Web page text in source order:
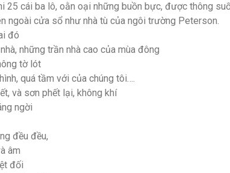
25 cái ba lô, oằn oại những buồn bực, được thông
ngoài cửa sổ như nhà tù của ngôi trường Peterson.
đó
những trần nhà cao của mùa đông
tờ lót
quá tầm với của chúng tôi….
và sơn phết lại, không khí
ngời
đều đều,
âm
đối